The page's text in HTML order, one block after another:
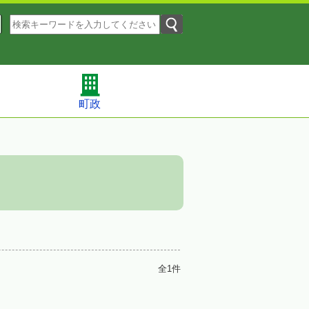
町政
全1件